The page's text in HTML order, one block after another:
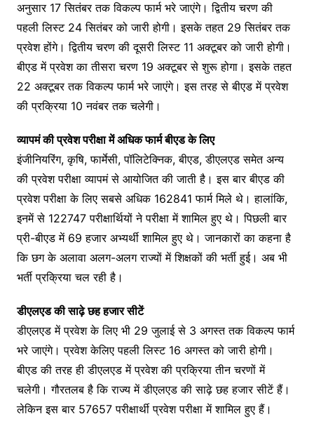
अनुसार 17 सितंबर तक विकल्प फार्म भरे जाएंगे। द्वितीय चरण की
पहली लिस्ट 24 सितंबर को जारी होगी। इसके तहत 29 सितंबर तक
प्रवेश होंगे। द्वितीय चरण की दूसरी लिस्ट 11 अक्टूबर को जारी होगी।
बीएड में प्रवेश का तीसरा चरण 19 अक्टूबर से शुरू होगा। इसके तहत
22 अक्टूबर तक विकल्प फार्म भरे जाएंगे। इस तरह से बीएड में प्रवेश
की प्रक्रिया 10 नवंबर तक चलेगी।
व्यापमं की प्रवेश परीक्षा में अधिक फार्म बीएड के लिए
इंजीनियरिंग, कृषि, फार्मेसी, पॉलिटेक्निक, बीएड, डीएलएड समेत अन्य
की प्रवेश परीक्षा व्यापमं से आयोजित की जाती है। इस बार बीएड की
प्रवेश परीक्षा के लिए सबसे अधिक 162841 फार्म मिले थे। हालांकि,
इनमें से 122747 परीक्षार्थियों ने परीक्षा में शामिल हुए थे। पिछली बार
प्री-बीएड में 69 हजार अभ्यर्थी शामिल हुए थे। जानकारों का कहना है
कि छग के अलावा अलग-अलग राज्यों में शिक्षकों की भर्ती हुई। अब भी
भर्ती प्रक्रिया चल रही है।
डीएलएड की साढ़े छह हजार सीटें
डीएलएड में प्रवेश के लिए भी 29 जुलाई से 3 अगस्त तक विकल्प फार्म
भरे जाएंगे। प्रवेश केलिए पहली लिस्ट 16 अगस्त को जारी होगी।
बीएड की तरह ही डीएलएड में प्रवेश की प्रक्रिया तीन चरणों में
चलेगी। गौरतलब है कि राज्य में डीएलएड की साढ़े छह हजार सीटें हैं।
लेकिन इस बार 57657 परीक्षार्थी प्रवेश परीक्षा में शामिल हुए हैं।